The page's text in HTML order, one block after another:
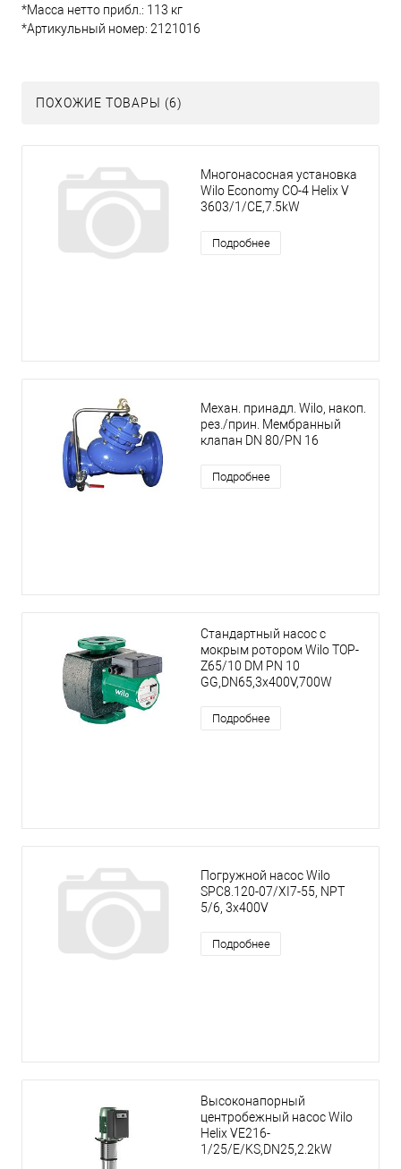
*Масса нетто прибл.: 113 кг
*Артикульный номер: 2121016
ПОХОЖИЕ ТОВАРЫ (6)
Многонасосная установка
Wilo Economy CO-4 Helix V
3603/1/CE,7.5kW
Подробнее
Механ. принадл. Wilo, накоп.
рез./прин. Мембранный
клапан DN 80/PN 16
Подробнее
Стандартный насос с
мокрым ротором Wilo TOP-
Z65/10 DM PN 10
GG,DN65,3x400V,700W
Подробнее
Погружной насос Wilo
SPC8.120-07/XI7-55, NPT
5/6, 3x400V
Подробнее
Высоконапорный
центробежный насос Wilo
Helix VE216-
1/25/E/KS,DN25,2.2kW